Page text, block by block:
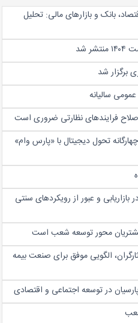
بانک و بازارهای مالی: تحلیل
شد
سالیانه
فرایندهای نظارتی ضروری است
تحول دیجیتال با «پارس وام»
و عبور از رویکردهای سنتی
محور توسعه شعب است
الگویی موفق برای صنعت بیمه
در توسعه اجتماعی و اقتصادی